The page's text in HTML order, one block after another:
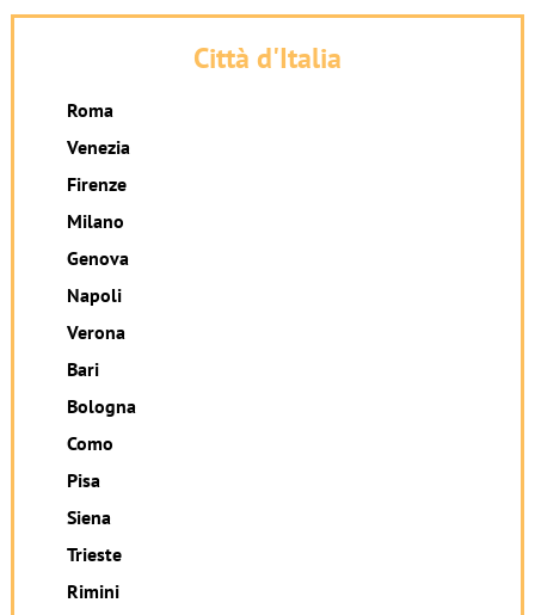
Città d'Italia
Roma
Venezia
Firenze
Milano
Genova
Napoli
Verona
Bari
Bologna
Como
Pisa
Siena
Trieste
Rimini